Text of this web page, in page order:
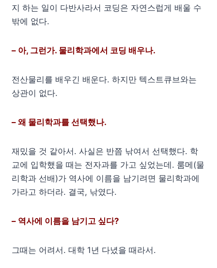
지 하는 일이 다반사라서 코딩은 자연스럽게 배울 수
밖에 없다.
– 아, 그런가. 물리학과에서 코딩 배우나.
전산물리를 배우긴 배운다. 하지만 텍스트큐브와는
상관이 없다.
– 왜 물리학과를 선택했나.
재밌을 것 같아서. 사실은 반쯤 낚여서 선택했다. 학
교에 입학했을 때는 전자과를 가고 싶었는데. 룸메(물
리학과 선배)가 역사에 이름을 남기려면 물리학과에
가라고 하더라. 결국, 낚였다.
– 역사에 이름을 남기고 싶다?
그때는 어려서. 대학 1년 다녔을 때라서.